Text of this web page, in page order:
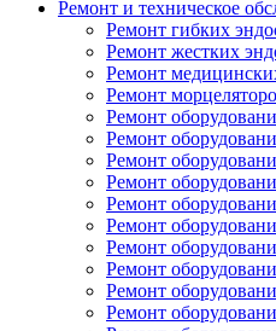
Ремонт и техническое
Ремонт гибких
Ремонт жестких
Ремонт
Ремонт
Ремонт
Ремонт
Ремонт
Ремонт
Ремонт
Ремонт
Ремонт
Ремонт
Ремонт
Ремонт